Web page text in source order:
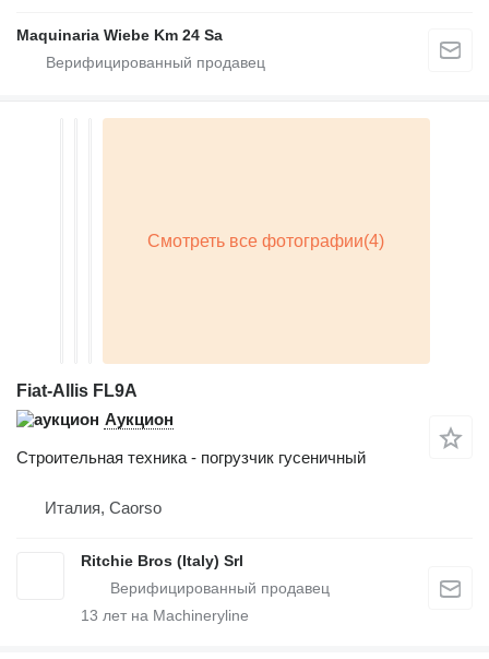
Maquinaria Wiebe Km 24 Sa
Fiat-Allis FL9A
Аукцион
Строительная техника - погрузчик гусеничный
Италия, Caorso
Ritchie Bros (Italy) Srl
13 лет на Machineryline